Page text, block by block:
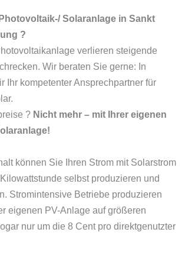
Solaranlage in Sankt
?
verlieren steigende
Wir beraten Sie gerne: In
Ihr kompetenter Ansprechpartner für
? Nicht mehr – mit Ihrer eigenen
können Sie Ihren Strom mit Solarstrom
selbst produzieren und
Stromintensive Betriebe produzieren
eigenen PV-Anlage auf größeren
nur um die 8 Cent pro direktgenutzter